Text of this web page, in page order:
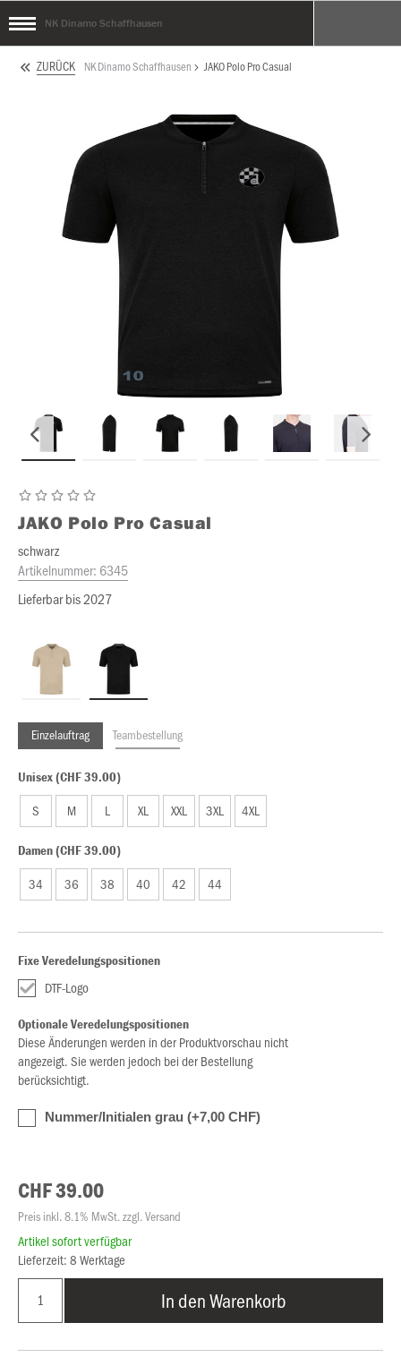
NK Dinamo Schaffhausen
ZURÜCK NK Dinamo Schaffhausen JAKO Polo Pro Casual
JAKO Polo Pro Casual
schwarz
Artikelnummer: 6345
Lieferbar bis 2027
Einzelauftrag Teambestellung
Unisex (CHF 39.00)
S M L XL XXL 3XL 4XL
Damen (CHF 39.00)
34 36 38 40 42 44
Fixe Veredelungspositionen
DTF-Logo
Optionale Veredelungspositionen
Diese Änderungen werden in der Produktvorschau nicht
angezeigt. Sie werden jedoch bei der Bestellung
berücksichtigt.
Nummer/Initialen grau (+7,00 CHF)
CHF 39.00
Preis inkl. 8.1% MwSt. zzgl. Versand
Artikel sofort verfügbar
Lieferzeit: 8 Werktage
In den Warenkorb